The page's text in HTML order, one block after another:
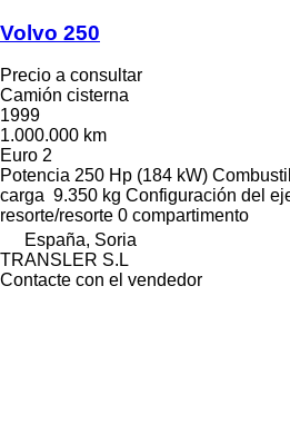
Volvo 250
Precio a consultar
Camión cisterna
1999
1.000.000 km
Euro 2
Potencia 250 Hp (184 kW)
carga 9.350 kg Configuración del
resorte/resorte 0 compartimento
España, Soria
TRANSLER S.L
Contacte con el vendedor